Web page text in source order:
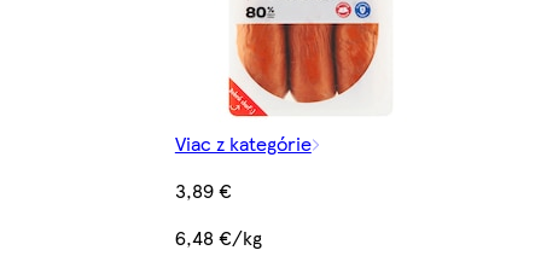
Viac z kategórie
3,89 €
6,48 €/kg